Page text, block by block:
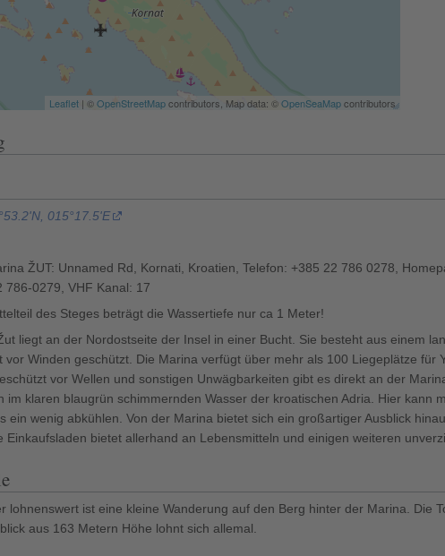
Leaflet | ©OpenStreetMapcontributors, Map data: ©OpenSeaMapcontributors
015°17.5'E
ŽUT: Unnamed Rd, Kornati, Kroatien, Telefon: +385 22 786 0278,
786-0279, VHF Kanal: 17
des Steges beträgt die Wassertiefe nur ca 1 Meter!
liegt an der Nordostseite der Insel in einer Bucht. Sie besteht aus einem
vor Winden geschützt. Die Marina verfügt über mehr als 100 Liegeplätze für
vor Wellen und sonstigen Unwägbarkeiten gibt es direkt an der
im klaren blaugrün schimmernden Wasser der kroatischen Adria. Hier kann
ein wenig abkühlen. Von der Marina bietet sich ein großartiger Ausblick
Einkaufsladen bietet allerhand an Lebensmitteln und einigen weiteren
lohnenswert ist eine kleine Wanderung auf den Berg hinter der Marina. Die
aus 163 Metern Höhe lohnt sich allemal.